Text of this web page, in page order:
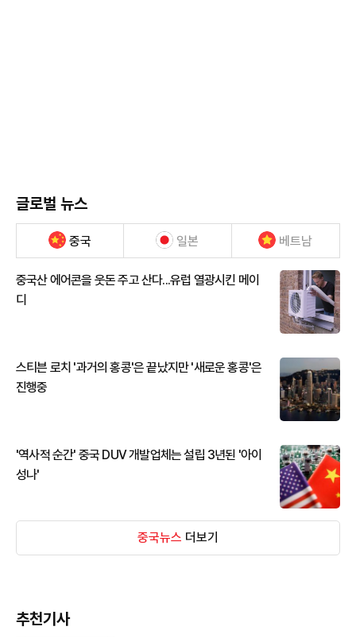
글로벌 뉴스
중국 일본 베트남
중국산 에어콘을 웃돈 주고 산다...유럽 열광시킨 메이
디
스티븐 로치 '과거의 홍콩'은 끝났지만 '새로운 홍콩'은
진행중
'역사적 순간' 중국 DUV 개발업체는 설립 3년된 '아이
성나'
중국뉴스 더보기
추천기사